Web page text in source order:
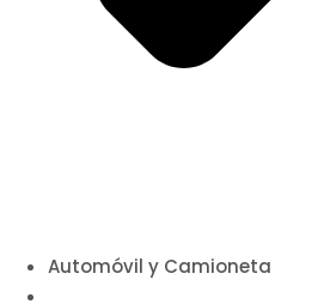
Automóvil y Camioneta